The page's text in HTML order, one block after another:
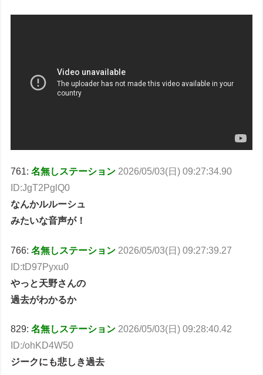
761:名無しステーション 2026/05/03(日) 09:27:34.90
ID:JgT2PglQ0
なんかルルーシュ
みたいな音声が！
766:名無しステーション 2026/05/03(日) 09:27:39.27
ID:tD97Pyxu0
やっと天野さんの
過去がわかるか
829:名無しステーション 2026/05/03(日) 09:28:40.42
ID:/ohKD4W50
ジークにも悲しき過去